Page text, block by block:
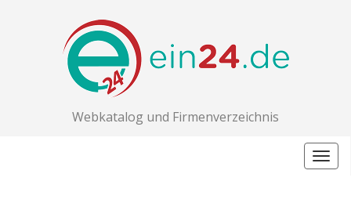
Webkatalog und Firmenverzeichnis